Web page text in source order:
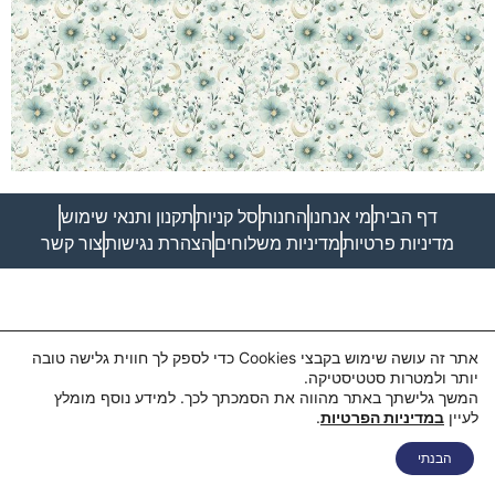
דף הביתמי אנחנו החנותסל קניותתקנון ותנאי שימוש
מדיניות פרטיותמדיניות משלוחים הצהרת נגישותצור קשר
אתר זה עושה שימוש בקבצי Cookies כדי לספק לך חווית גלישה טובה
יותר ולמטרות סטטיסטיקה.
המשך גלישתך באתר מהווה את הסמכתך לכך. למידע נוסף מומלץ
לעיין במדיניות הפרטיות.
הבנתי